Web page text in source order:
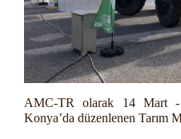
AMC-TR olarak 14 Mart
Konya’da düzenlenen Tarım